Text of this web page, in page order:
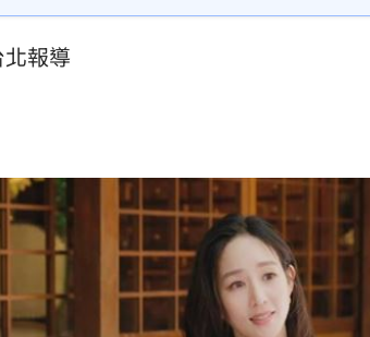
生子竟盜鄰居身份落戶
什麼？菜販作家：有錢領 22:53
美銀年砸78億補助瘦瘦針 22:50
20:31
為她「不適合當藝人」。節目一開場，張鈞
落動作完全不像多年沒碰，讓主持群驚呼連連。
報導